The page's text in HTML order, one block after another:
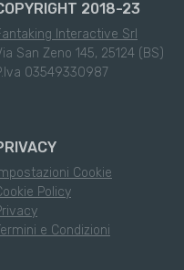
2018-23
Interactive Srl
San Zeno 145, 25124 (BS)
03549330987
Cookie
Policy
e Condizioni